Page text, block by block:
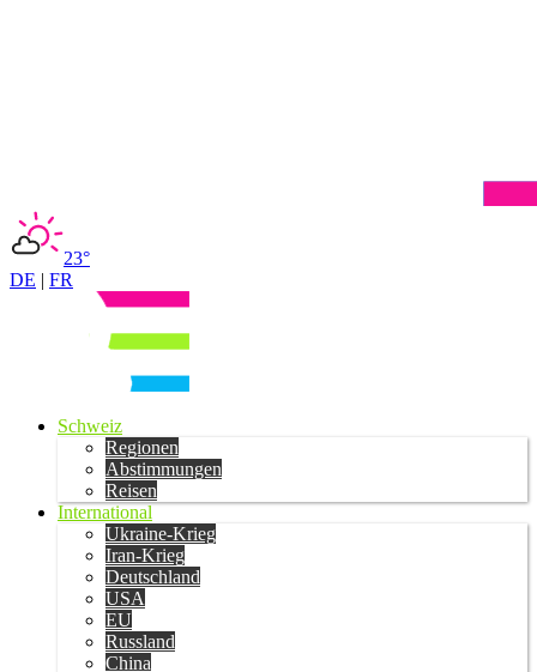
23°
DE | FR
Schweiz
Regionen
Abstimmungen
Reisen
International
Ukraine-Krieg
Iran-Krieg
Deutschland
USA
EU
Russland
China